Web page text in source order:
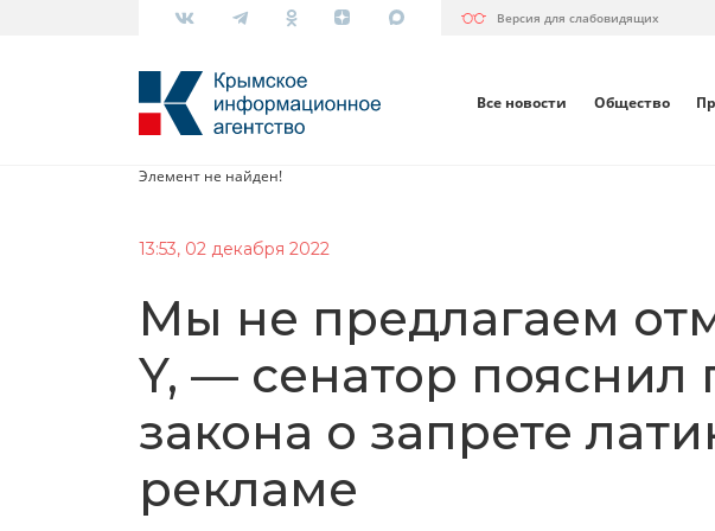
Версия для слабовидящих
Все новости Общество
Элемент не найден!
13:53, 02 декабря 2022
Мы не предлагаем
Y, — сенатор пояснил
закона о запрете
рекламе